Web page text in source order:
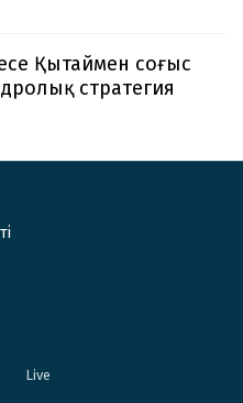
Қытаймен соғыс
стратегия
Live